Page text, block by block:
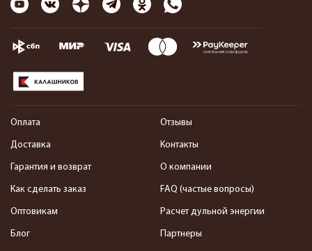
Оплата
Доставка
Гарантия и возврат
Как сделать заказ
Оптовикам
Блог
Отзывы
Контакты
О компании
FAQ (частые вопросы)
Расчет дульной энергии
Партнеры